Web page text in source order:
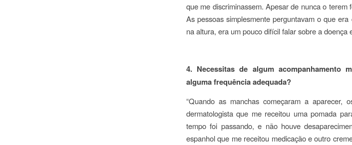
que me discriminassem. Apesar de nunca o terem
As pessoas simplesmente perguntavam o que
na altura, era um pouco difícil falar sobre a doença
4. Necessitas de algum acompanhamento
alguma frequência adequada?
“Quando as manchas começaram a aparecer,
dermatologista que me receitou uma pomada
tempo foi passando, e não houve
espanhol que me receitou medicação e outro